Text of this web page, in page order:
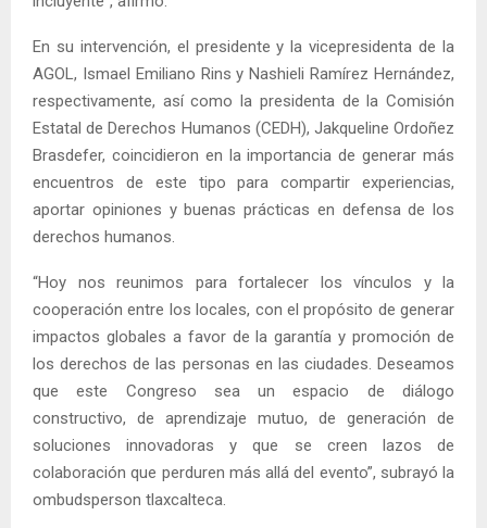
En su intervención, el presidente y la vicepresidenta de la
AGOL, Ismael Emiliano Rins y Nashieli Ramírez Hernández,
respectivamente, así como la presidenta de la Comisión
Estatal de Derechos Humanos (CEDH), Jakqueline Ordoñez
Brasdefer, coincidieron en la importancia de generar más
encuentros de este tipo para compartir experiencias,
aportar opiniones y buenas prácticas en defensa de los
derechos humanos.
“Hoy nos reunimos para fortalecer los vínculos y la
cooperación entre los locales, con el propósito de generar
impactos globales a favor de la garantía y promoción de
los derechos de las personas en las ciudades. Deseamos
que este Congreso sea un espacio de diálogo
constructivo, de aprendizaje mutuo, de generación de
soluciones innovadoras y que se creen lazos de
colaboración que perduren más allá del evento”, subrayó la
ombudsperson tlaxcalteca.